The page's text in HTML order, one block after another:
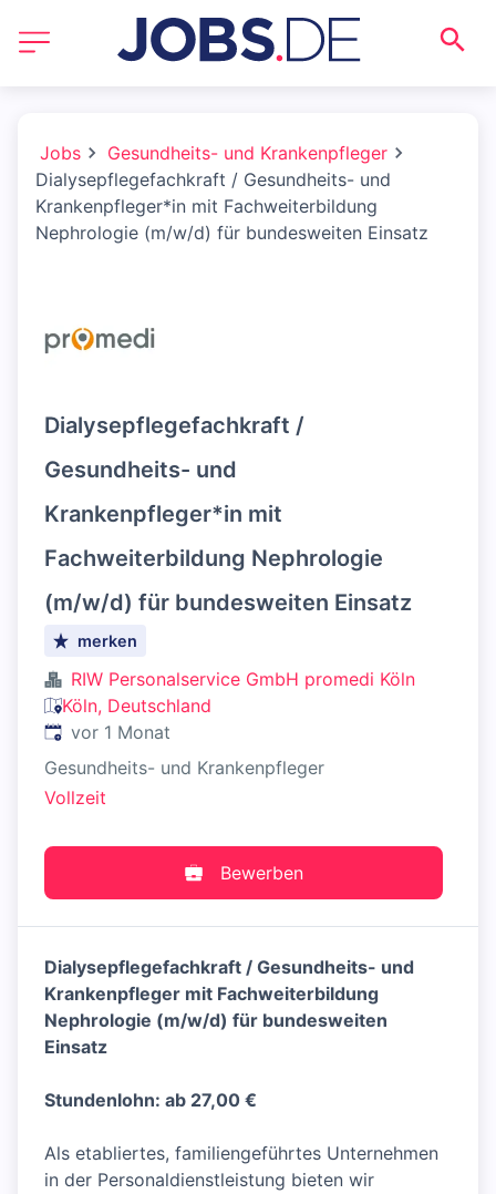
Jobs
Gesundheits- und Krankenpfleger
Dialysepflegefachkraft / Gesundheits- und
Krankenpfleger*in mit Fachweiterbildung
Nephrologie (m/w/d) für bundesweiten Einsatz
Dialysepflegefachkraft /
Gesundheits- und
Krankenpfleger*in mit
Fachweiterbildung Nephrologie
(m/w/d) für bundesweiten Einsatz
merken
RIW Personalservice GmbH promedi Köln
Köln, Deutschland
Veröffentlicht:
vor 1 Monat
Gesundheits- und Krankenpfleger
Vollzeit
Bewerben
Dialysepflegefachkraft / Gesundheits- und
Krankenpfleger mit Fachweiterbildung
Nephrologie (m/w/d) für bundesweiten
Einsatz
Stundenlohn: ab 27,00 €
Als etabliertes, familiengeführtes Unternehmen
in der Personaldienstleistung bieten wir